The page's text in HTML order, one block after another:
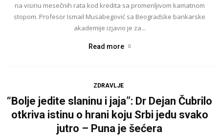
na visinu mesečnih rata kod kredita sa promenljivom kamatnom
stopom. Profesor Ismail Musabegović sa Beogradske bankarske
akademije izjavio je za...
Read more
ZDRAVLJE
“Bolje jedite slaninu i jaja”: Dr Dejan Čubrilo
otkriva istinu o hrani koju Srbi jedu svako
jutro – Puna je šećera